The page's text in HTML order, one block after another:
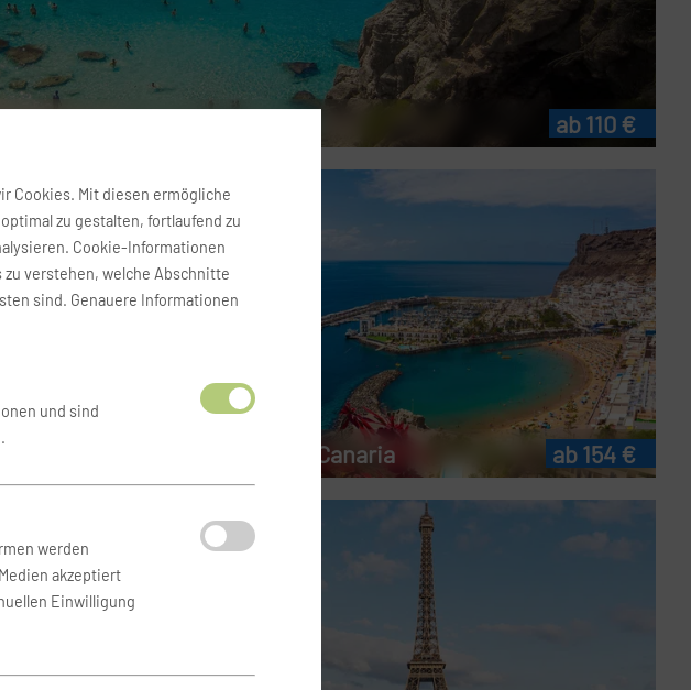
ab 110 €
Flug Gran Canaria ab 154 €
Cookies. Mit diesen ermögliche
zu gestalten, fortlaufend zu
Cookie-Informationen
verstehen, welche Abschnitte
sind. Genauere Informationen
und sind
werden
akzeptiert
Einwilligung